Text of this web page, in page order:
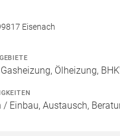
Eisenach
Ölheizung,
Einbau, Austausch,